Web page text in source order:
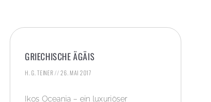
GRIECHISCHE ÄGÄIS
H. G. TEINER 26. MAI 2017
Ikos Oceania – ein luxuriöser